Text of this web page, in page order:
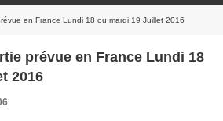
en France Lundi 18 ou mardi 19 Juillet 2016
prévue en France Lundi 18
2016